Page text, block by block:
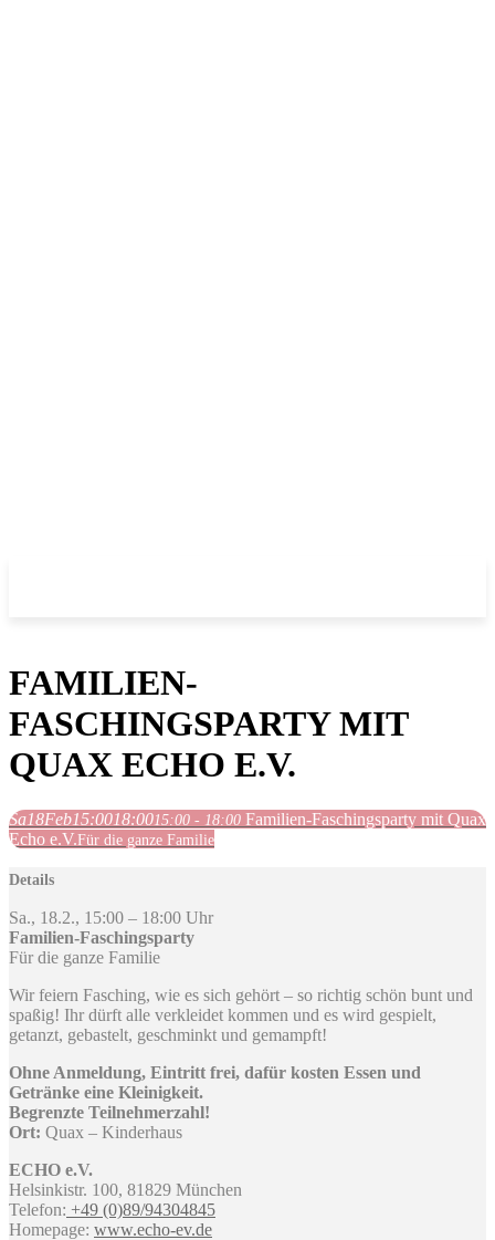
FAMILIEN-
FASCHINGSPARTY MIT
QUAX ECHO E.V.
Sa18Feb15:0018:0015:00 - 18:00 Familien-Faschingsparty mit Quax
Echo e.V.Für die ganze Familie
Details
Sa., 18.2., 15:00 – 18:00 Uhr
Familien-Faschingsparty
Für die ganze Familie
Wir feiern Fasching, wie es sich gehört – so richtig schön bunt und
spaßig! Ihr dürft alle verkleidet kommen und es wird gespielt,
getanzt, gebastelt, geschminkt und gemampft!
Ohne Anmeldung, Eintritt frei, dafür kosten Essen und
Getränke eine Kleinigkeit.
Begrenzte Teilnehmerzahl!
Ort: Quax – Kinderhaus
ECHO e.V.
Helsinkistr. 100, 81829 München
Telefon: +49 (0)89/94304845
Homepage: www.echo-ev.de